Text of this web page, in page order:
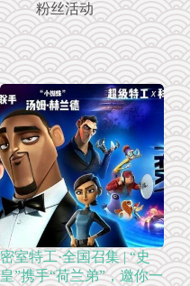
粉丝活动
密室特工·全国召集 | “史
皇”携手“荷兰弟”，邀你一